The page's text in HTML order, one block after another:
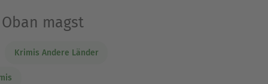
magst
Krimis Andere Länder